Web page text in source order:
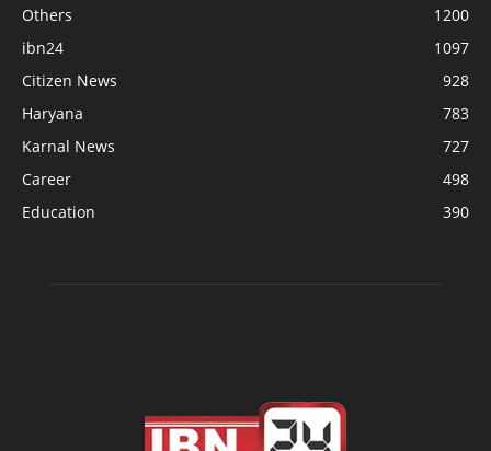
Others
1200
ibn24
1097
Citizen News
928
Haryana
783
Karnal News
727
Career
498
Education
390